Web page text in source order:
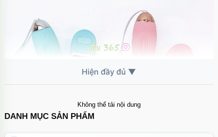
Không thể tải nội dung
DANH MỤC SẢN PHẨM